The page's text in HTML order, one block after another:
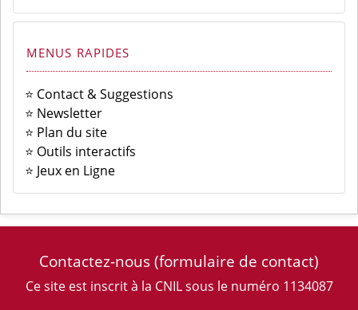
MENUS RAPIDES
⭐ Contact & Suggestions
⭐ Newsletter
⭐ Plan du site
⭐ Outils interactifs
⭐ Jeux en Ligne
Contactez-nous(formulaire de contact)
Ce site est inscrit à la CNIL sous le numéro 1134087